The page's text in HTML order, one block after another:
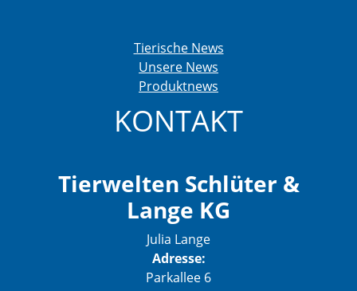
Tierische News
Unsere News
Produktnews
KONTAKT
Tierwelten Schlüter &
Lange KG
Julia Lange
Adresse:
Parkallee 6